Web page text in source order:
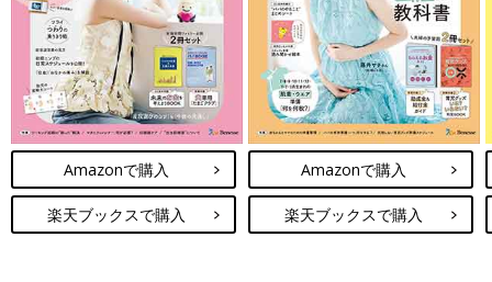
Amazonで購入
楽天ブックスで購入
Amazonで購入
楽天ブックスで購入